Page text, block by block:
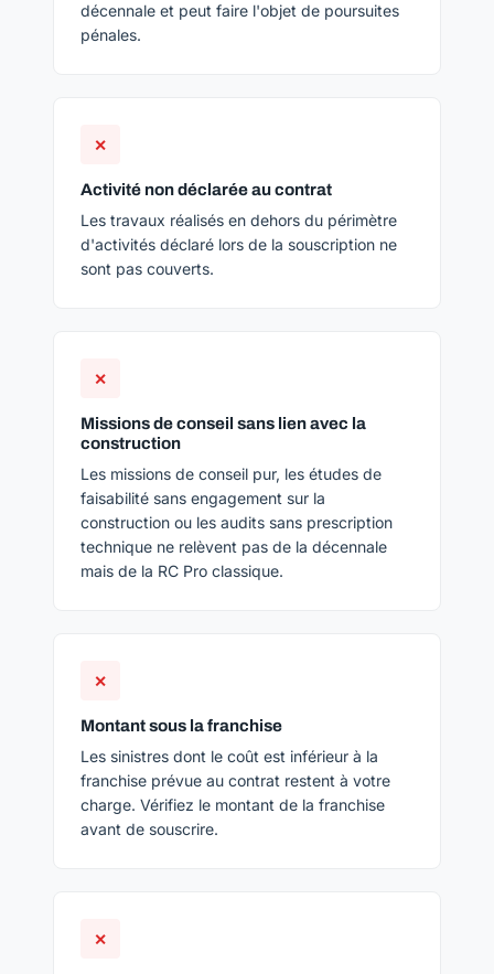
décennale et peut faire l'objet de poursuites
pénales.
✕
Activité non déclarée au contrat
Les travaux réalisés en dehors du périmètre
d'activités déclaré lors de la souscription ne
sont pas couverts.
✕
Missions de conseil sans lien avec la
construction
Les missions de conseil pur, les études de
faisabilité sans engagement sur la
construction ou les audits sans prescription
technique ne relèvent pas de la décennale
mais de la RC Pro classique.
✕
Montant sous la franchise
Les sinistres dont le coût est inférieur à la
franchise prévue au contrat restent à votre
charge. Vérifiez le montant de la franchise
avant de souscrire.
✕